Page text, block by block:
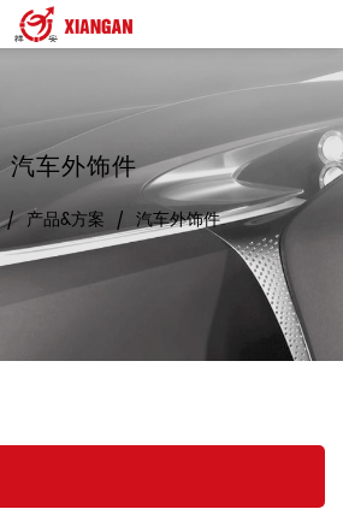
汽车外饰件
/ 产品&方案 / 汽车外饰件